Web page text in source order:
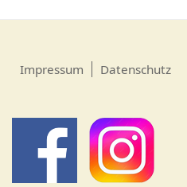
Impressum Datenschutz